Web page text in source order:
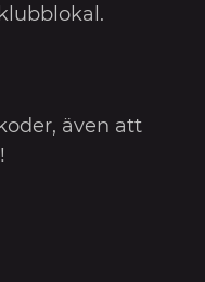
även att